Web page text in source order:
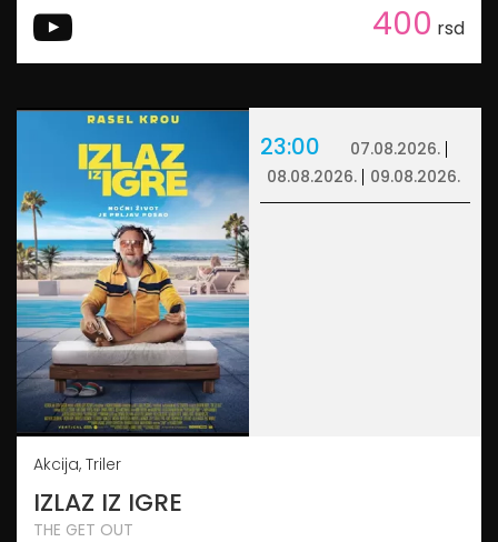
400 rsd
23:00
07.08.2026.
08.08.2026.
09.08.2026.
Akcija, Triler
IZLAZ IZ IGRE
THE GET OUT